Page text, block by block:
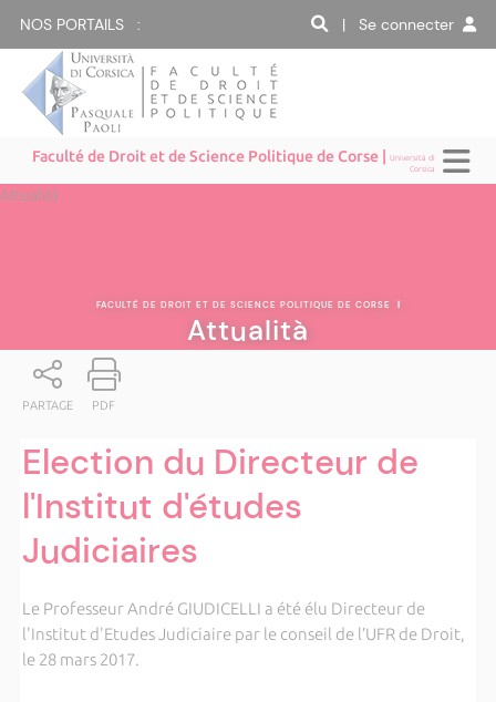
NOS PORTAILS : | Se connecter
Faculté de Droit et de Science Politique de Corse |Università di
Corsica
Attualità
FACULTÉ DE DROIT ET DE SCIENCE POLITIQUE DE CORSE |
Attualità
PARTAGE PDF
Election du Directeur de
l'Institut d'études
Judiciaires
Le Professeur André GIUDICELLI a été élu Directeur de
l'Institut d'Etudes Judiciaire par le conseil de l’UFR de Droit,
le 28 mars 2017.